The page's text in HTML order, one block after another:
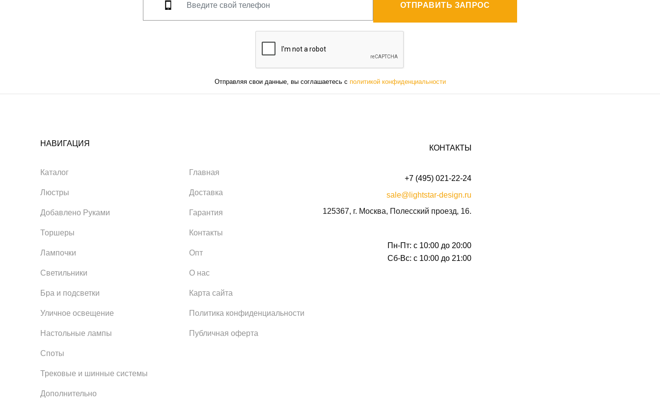
ОТПРАВИТЬ ЗАПРОС
Отправляя свои данные, вы соглашаетесь с политикой конфиденциальности
НАВИГАЦИЯ
Каталог
Люстры
Добавлено Руками
Торшеры
Лампочки
Светильники
Бра и подсветки
Уличное освещение
Настольные лампы
Споты
Трековые и шинные системы
Дополнительно
Главная
Доставка
Гарантия
Контакты
Опт
О нас
Карта сайта
Политика конфиденциальности
Публичная оферта
КОНТАКТЫ
+7 (495) 021-22-24
sale@lightstar-design.ru
125367, г. Москва, Полесский проезд, 16.
Пн-Пт: с 10:00 до 20:00
Сб-Вс: с 10:00 до 21:00